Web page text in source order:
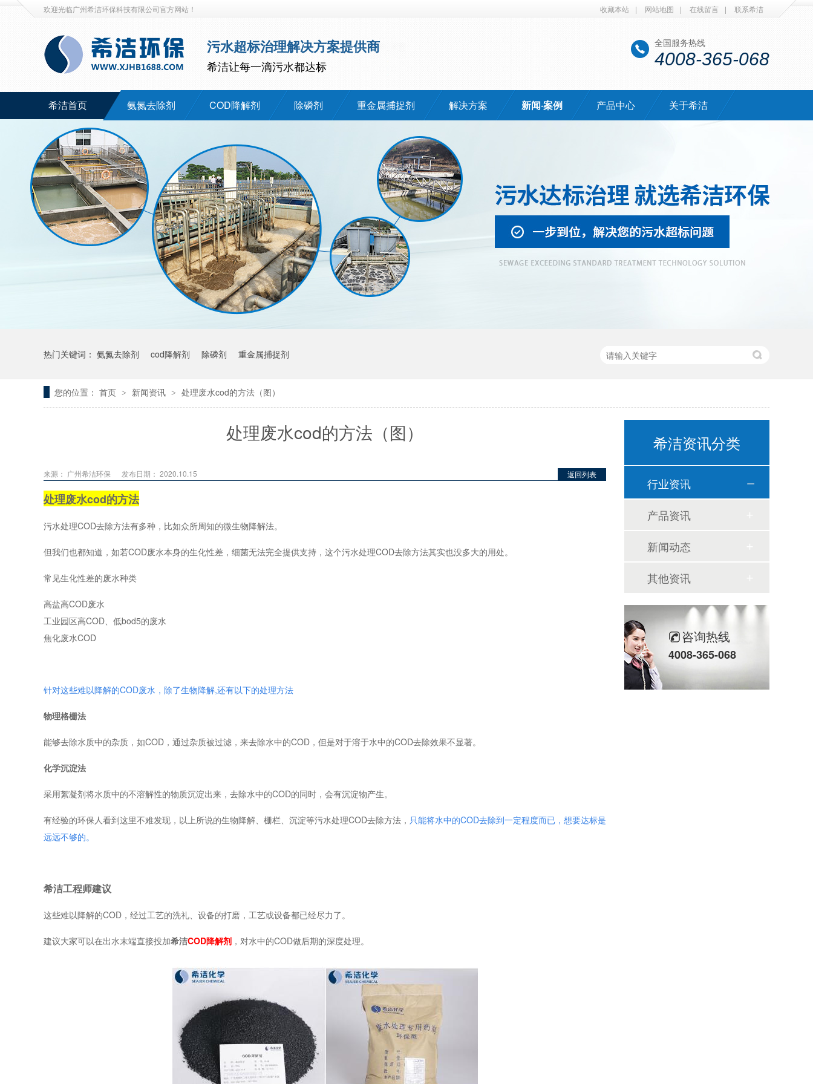
收藏本站 | 网站地图 | 在线留言 | 联系希洁
欢迎光临广州希洁环保科技有限公司官方网站！
污水超标治理解决方案提供商
希洁让每一滴污水都达标
全国服务热线
4008-365-068
希洁首页 氨氮去除剂 COD降解剂 除磷剂 重金属捕捉剂 解决方案 新闻·案例 产品中心 关于希洁
热门关键词： 氨氮去除剂 cod降解剂 除磷剂 重金属捕捉剂
您的位置： 首页 > 新闻资讯 > 处理废水cod的方法（图）
处理废水cod的方法（图）
返回列表
来源： 广州希洁环保 发布日期： 2020.10.15
处理废水cod的方法
污水处理COD去除方法有多种，比如众所周知的微生物降解法。
但我们也都知道，如若COD废水本身的生化性差，细菌无法完全提供支持，这个污水处理COD去除方法其实也没多大的用处。
常见生化性差的废水种类
高盐高COD废水
工业园区高COD、低bod5的废水
焦化废水COD
针对这些难以降解的COD废水，除了生物降解,还有以下的处理方法
物理格栅法
能够去除水质中的杂质，如COD，通过杂质被过滤，来去除水中的COD，但是对于溶于水中的COD去除效果不显著。
化学沉淀法
采用絮凝剂将水质中的不溶解性的物质沉淀出来，去除水中的COD的同时，会有沉淀物产生。
有经验的环保人看到这里不难发现，以上所说的生物降解、栅栏、沉淀等污水处理COD去除方法， 只能将水中的COD去除到一定程度而已，想要达标是
远远不够的。
希洁工程师建议
这些难以降解的COD，经过工艺的洗礼、设备的打磨，工艺或设备都已经尽力了。
建议大家可以在出水末端直接投加希洁COD降解剂 ，对水中的COD做后期的深度处理。
希洁资讯分类
行业资讯
产品资讯
新闻动态
其他资讯
咨询热线
4008-365-068